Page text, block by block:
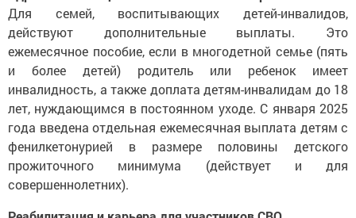
Для семей, воспитывающих детей-инвалидов,
действуют дополнительные выплаты. Это
ежемесячное пособие, если в многодетной семье (пять
и более детей) родитель или ребенок имеет
инвалидность, а также доплата детям-инвалидам до 18
лет, нуждающимся в постоянном уходе. С января 2025
года введена отдельная ежемесячная выплата детям с
фенилкетонурией в размере половины детского
прожиточного минимума (действует и для
совершеннолетних).